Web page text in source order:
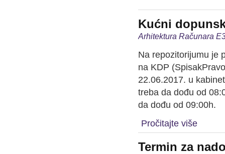
Kućni
Arhitektura Računara
Na repozitorijumu je
na KDP
22.06.2017. u
treba da dođu od
da dođu od 09:00h.
Pročitajte više
Termin za